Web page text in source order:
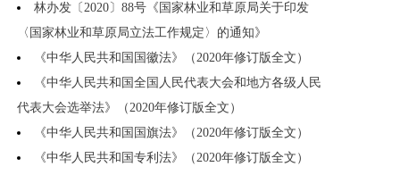
林办发〔2020〕88号《国家林业和草原局关于印发
〈国家林业和草原局立法工作规定〉的通知》
《中华人民共和国国徽法》（2020年修订版全文）
《中华人民共和国全国人民代表大会和地方各级人民
代表大会选举法》（2020年修订版全文）
《中华人民共和国国旗法》（2020年修订版全文）
《中华人民共和国专利法》（2020年修订版全文）